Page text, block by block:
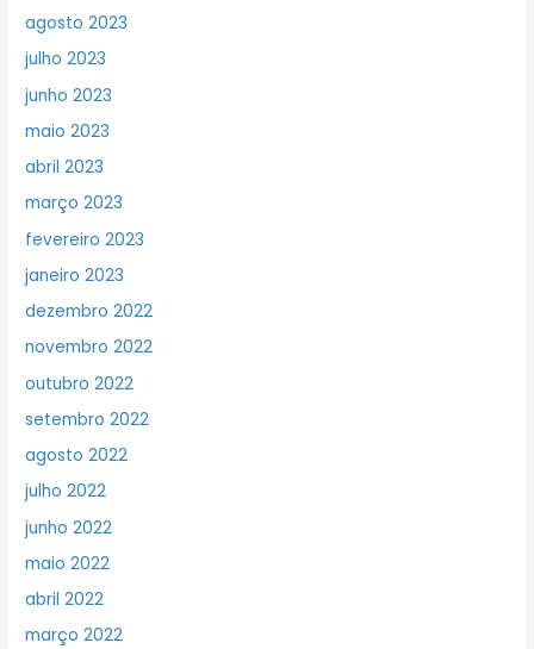
agosto 2023
julho 2023
junho 2023
maio 2023
abril 2023
março 2023
fevereiro 2023
janeiro 2023
dezembro 2022
novembro 2022
outubro 2022
setembro 2022
agosto 2022
julho 2022
junho 2022
maio 2022
abril 2022
março 2022